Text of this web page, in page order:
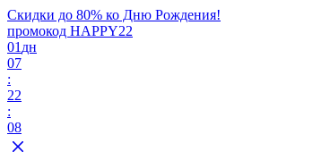
Скидки до 80% ко Дню Рождения!
промокод HAPPY22
01 дн
07
:
22
:
08